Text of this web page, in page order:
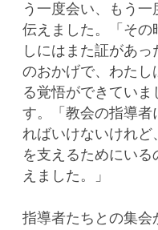
う一度会い、もう一
伝えました。「その
しにはまた証があ
のおかげで、わたし
る覚悟ができていま
す。「教会の指導者
ればいけないけれど
を支えるためにい
えました。」
指導者たちとの集会